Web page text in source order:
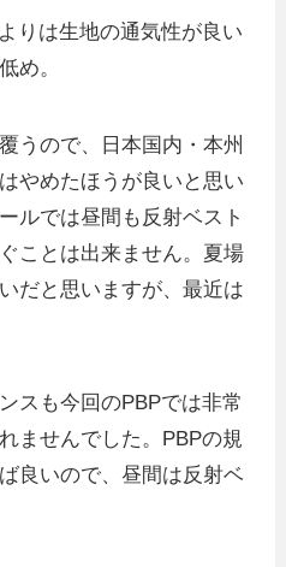
りは生地の通気性が良い
め。
うので、日本国内・本州
やめたほうが良いと思い
ルでは昼間も反射ベスト
ことは出来ません。夏場
だと思いますが、最近は
スも今回のPBPでは非常
ませんでした。PBPの規
良いので、昼間は反射ベ